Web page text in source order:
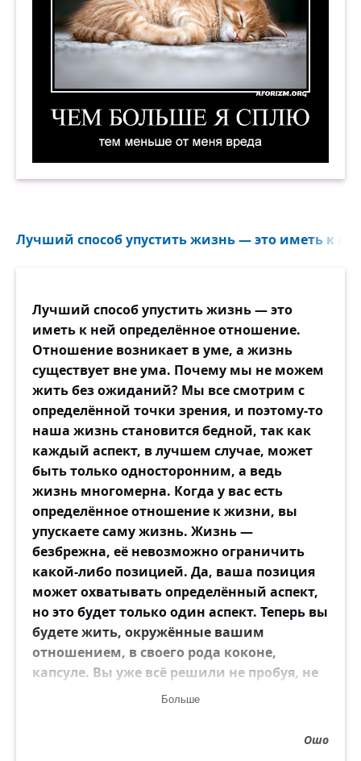
Лучший способ упустить жизнь — это иметь к
Лучший способ упустить жизнь — это
иметь к ней определённое отношение.
Отношение возникает в уме, а жизнь
существует вне ума. Почему мы не можем
жить без ожиданий? Мы все смотрим с
определённой точки зрения, и поэтому-то
наша жизнь становится бедной, так как
каждый аспект, в лучшем случае, может
быть только односторонним, а ведь
жизнь многомерна. Когда у вас есть
определённое отношение к жизни, вы
упускаете саму жизнь. Жизнь —
безбрежна, её невозможно ограничить
какой-либо позицией. Да, ваша позиция
может охватывать определённый аспект,
но это будет только один аспект. Теперь вы
будете жить, окружённые вашим
отношением, в своего рода коконе,
капсуле. Вы уже всё решили не пробуя, не
испытывая, не живя.Больше
Ошо